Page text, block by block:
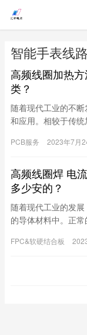
智能手表线
高频线圈加热
类？
随着现代工业的不
和应用。相较于传
一、高频线圈加热方
PCB服务 2023年7月
高频线圈焊 电
多少安的？
随着现代工业的发
的导体材料中。正
接。因此，在高频线
FPC&软硬结合板